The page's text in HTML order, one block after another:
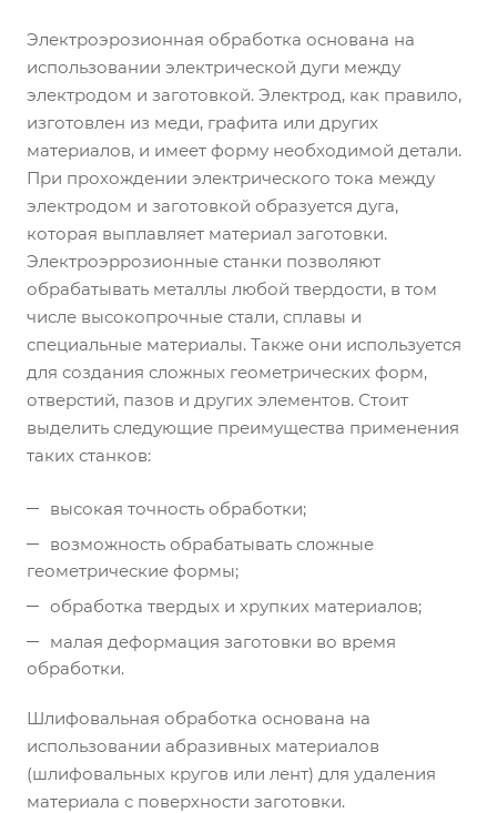
Электроэрозионная обработка основана на
использовании электрической дуги между
электродом и заготовкой. Электрод, как правило,
изготовлен из меди, графита или других
материалов, и имеет форму необходимой детали.
При прохождении электрического тока между
электродом и заготовкой образуется дуга,
которая выплавляет материал заготовки.
Электроэррозионные станки позволяют
обрабатывать металлы любой твердости, в том
числе высокопрочные стали, сплавы и
специальные материалы. Также они используется
для создания сложных геометрических форм,
отверстий, пазов и других элементов. Стоит
выделить следующие преимущества применения
таких станков:
высокая точность обработки;
возможность обрабатывать сложные
геометрические формы;
обработка твердых и хрупких материалов;
малая деформация заготовки во время
обработки.
Шлифовальная обработка основана на
использовании абразивных материалов
(шлифовальных кругов или лент) для удаления
материала с поверхности заготовки.